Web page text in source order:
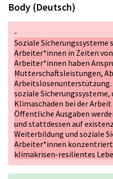
Body (Deutsch)
-
Soziale Sicherungssysteme
Arbeiter*innen in Zeiten
Arbeiter*innen haben
Mutterschaftsleistungen,
Arbeitslosenunterstützung.
soziale Sicherungssysteme,
Klimaschäden bei der Arbeit
Öffentliche Ausgaben
und stattdessen auf
Weiterbildung und soziale
Arbeiter*innen konzentriert
klimakrisen-resilientes